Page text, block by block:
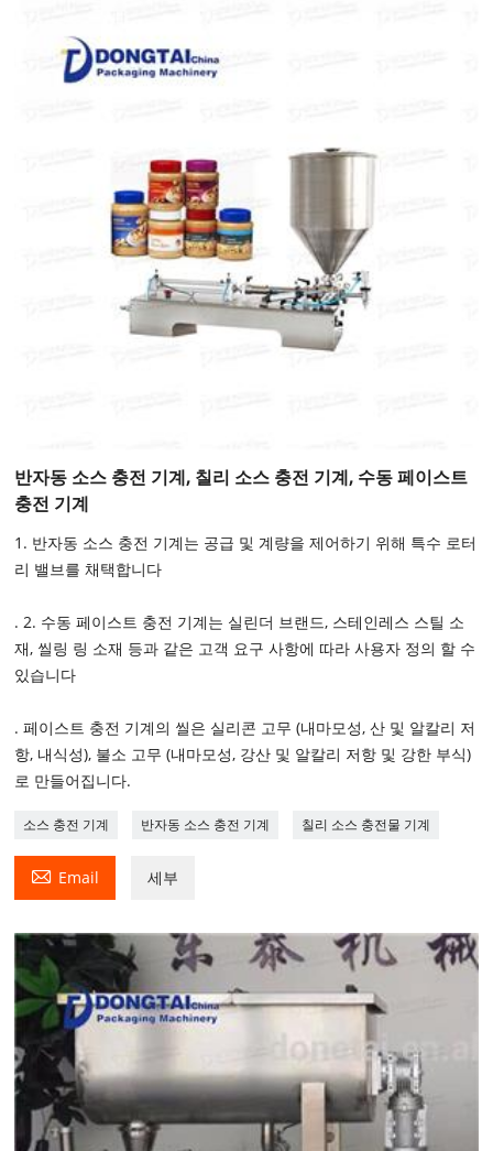
반자동 소스 충전 기계, 칠리 소스 충전 기계, 수동 페이스트
충전 기계
1. 반자동 소스 충전 기계는 공급 및 계량을 제어하기 위해 특수 로터
리 밸브를 채택합니다
. 2. 수동 페이스트 충전 기계는 실린더 브랜드, 스테인레스 스틸 소
재, 씰링 링 소재 등과 같은 고객 요구 사항에 따라 사용자 정의 할 수
있습니다
. 페이스트 충전 기계의 씰은 실리콘 고무 (내마모성, 산 및 알칼리 저
항, 내식성), 불소 고무 (내마모성, 강산 및 알칼리 저항 및 강한 부식)
로 만들어집니다.
소스 충전 기계 반자동 소스 충전 기계 칠리 소스 충전물 기계
 Email 세부